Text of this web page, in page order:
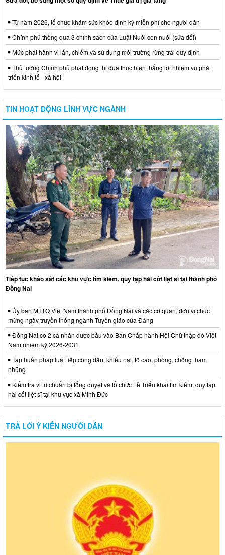
Từ năm 2026, tổ chức khám sức khỏe định kỳ miễn phí cho người dân
Chính phủ thông qua 3 chính sách của Luật Nuôi con nuôi (sửa đổi)
Mức phạt hành vi lấn, chiếm và sử dụng môi trường rừng trái quy định
Thủ tướng Chính phủ phát động thi đua thực hiện thắng lợi nhiệm vụ phát
triển kinh tế - xã hội
TIN HOẠT ĐỘNG LĨNH VỰC NGÀNH
Tiếp tục khảo sát các khu vực tìm kiếm, quy tập hài cốt liệt sĩ tại thành phố
Đồng Nai
Ủy ban MTTQ Việt Nam thành phố Đồng Nai và các cơ quan, đơn vị chúc
mừng ngày truyền thống ngành Tuyên giáo của Đảng
Đồng Nai có 2 cá nhân được bầu vào Ban Chấp hành Hội Chữ thập đỏ Việt
Nam nhiệm kỳ 2026-2031
Tập huấn pháp luật tiếp công dân, khiếu nại, tố cáo, phòng, chống tham
nhũng
Kiểm tra vị trí chuẩn bị tổng duyệt và tổ chức Lễ Triển khai tìm kiếm, quy tập
hài cốt liệt sĩ tại khu vực xã Minh Đức
TRẢ LỜI Ý KIẾN NGƯỜI DÂN